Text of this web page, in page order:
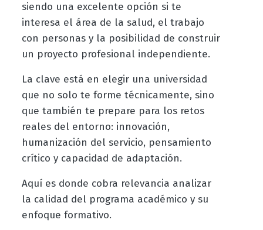
siendo una excelente opción si te
interesa el área de la salud, el trabajo
con personas y la posibilidad de construir
un proyecto profesional independiente.
La clave está en elegir una universidad
que no solo te forme técnicamente, sino
que también te prepare para los retos
reales del entorno: innovación,
humanización del servicio, pensamiento
crítico y capacidad de adaptación.
Aquí es donde cobra relevancia analizar
la calidad del programa académico y su
enfoque formativo.